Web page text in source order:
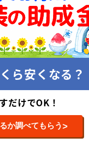
ら安くなる？
だけでOK！
か調べてもらう>